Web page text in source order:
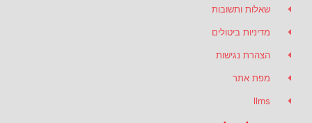
שאלות ותשובות
מדיניות ביטולים
הצהרת נגישות
מפת אתר
llms